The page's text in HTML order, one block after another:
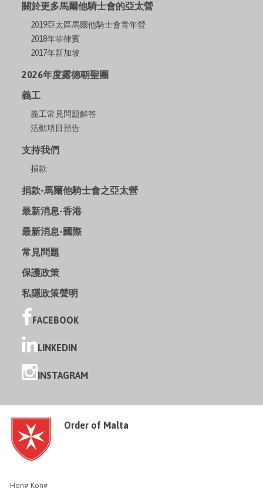
關於更多馬爾他騎士會的亞太營
2019亞太區馬爾他騎士會青年營
2018年菲律賓
2017年新加坡
2026年度露德朝聖團
義工
義工常見問題解答
活動項目預告
支持我們
捐款
捐款-馬爾他騎士會之亞太營
最新消息-香港
最新消息-國際
常見問題
保護政策
私隱政策聲明
FACEBOOK
LINKEDIN
INSTAGRAM
Order of Malta
Hong Kong